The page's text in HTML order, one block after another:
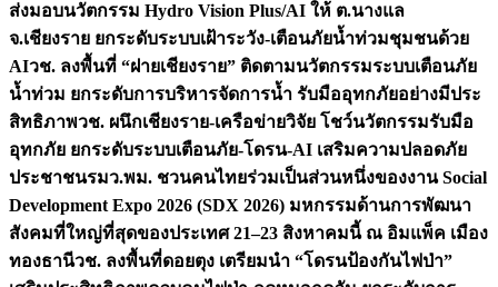
ส่งมอบนวัตกรรม Hydro Vision Plus/AI ให้ ต.นางแล
จ.เชียงราย ยกระดับระบบเฝ้าระวัง-เตือนภัยน้ำท่วมชุมชนด้วย
AIวช. ลงพื้นที่ “ฝายเชียงราย” ติดตามนวัตกรรมระบบเตือนภัย
น้ำท่วม ยกระดับการบริหารจัดการน้ำ รับมืออุทกภัยอย่างมีประ
สิทธิภาพวช. ผนึกเชียงราย-เครือข่ายวิจัย โชว์นวัตกรรมรับมือ
อุทกภัย ยกระดับระบบเตือนภัย-โดรน-AI เสริมความปลอดภัย
ประชาชนรมว.พม. ชวนคนไทยร่วมเป็นส่วนหนึ่งของงาน Social
Development Expo 2026 (SDX 2026) มหกรรมด้านการพัฒนา
สังคมที่ใหญ่ที่สุดของประเทศ 21–23 สิงหาคมนี้ ณ อิมแพ็ค เมือง
ทองธานีวช. ลงพื้นที่ดอยตุง เตรียมนำ “โดรนป้องกันไฟป่า”